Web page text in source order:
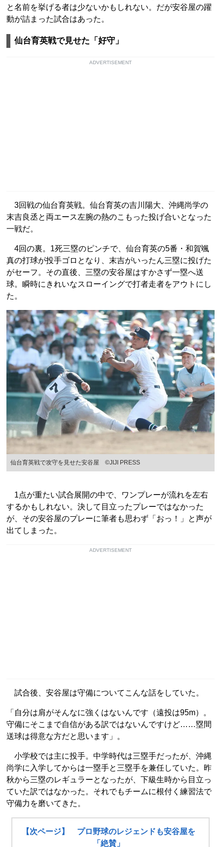
と名前を挙げる者は少ないかもしれない。だが安谷屋の躍
動が詰まった試合はあった。
仙台育英戦で見せた「好守」
ADVERTISEMENT
3回戦の仙台育英戦。仙台育英の吉川陽大、沖縄尚学の
末吉良丞と両エース左腕の熱のこもった投げ合いとなった
一戦だ。
4回の裏。1死三塁のピンチで、仙台育英の5番・和賀颯
真の打球が投手ゴロとなり、末吉がいったん三塁に投げた
がセーフ。その直後、三塁の安谷屋はすかさず一塁へ送
球。瞬時にきれいなスローイングで打者走者をアウトにし
た。
仙台育英戦で攻守を見せた安谷屋 ©JIJI PRESS
1点が重たい試合展開の中で、ワンプレーが流れを左右
するかもしれない。決して目立ったプレーではなかった
が、その安谷屋のプレーに筆者も思わず「おっ！」と声が
出てしまった。
ADVERTISEMENT
試合後、安谷屋は守備についてこんな話をしていた。
「自分は肩がそんなに強くはないんです（遠投は95m）。
守備にそこまで自信がある訳ではないんですけど……塁間
送球は得意な方だと思います」。
小学校では主に投手。中学時代は三塁手だったが、沖縄
尚学に入学してからは一塁手と三塁手を兼任していた。昨
秋から三塁のレギュラーとなったが、下級生時から目立っ
ていた訳ではなかった。それでもチームに根付く練習法で
守備力を磨いてきた。
【次ページ】 プロ野球のレジェンドも安谷屋を
「絶賛」